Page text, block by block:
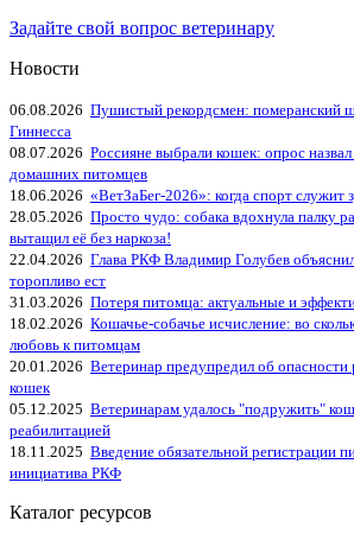
Задайте свой вопрос ветеринару
Новости
06.08.2026 Пушистый рекордсмен: померанский
Гиннесса
08.07.2026 Россияне выбрали кошек: опрос
домашних питомцев
18.06.2026 «ВетЗаБег‑2026»: когда спорт служит
28.05.2026 Просто чудо: собака вдохнула палку
вытащил её без наркоза!
22.04.2026 Глава РКФ Владимир Голубев
торопливо ест
31.03.2026 Потеря питомца: актуальные и
18.02.2026 Кошачье-собачье исчисление: во
любовь к питомцам
20.01.2026 Ветеринар предупредил об опасности
кошек
05.12.2025 Ветеринарам удалось "подружить"
реабилитацией
18.11.2025 Введение обязательной регистрации
инициатива РКФ
Каталог ресурсов